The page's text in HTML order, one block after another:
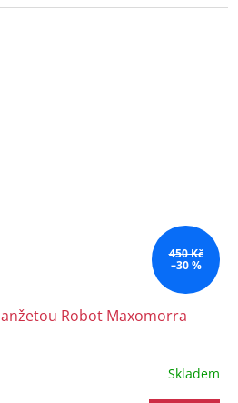
450 Kč
–30 %
Robot Maxomorra
Skladem